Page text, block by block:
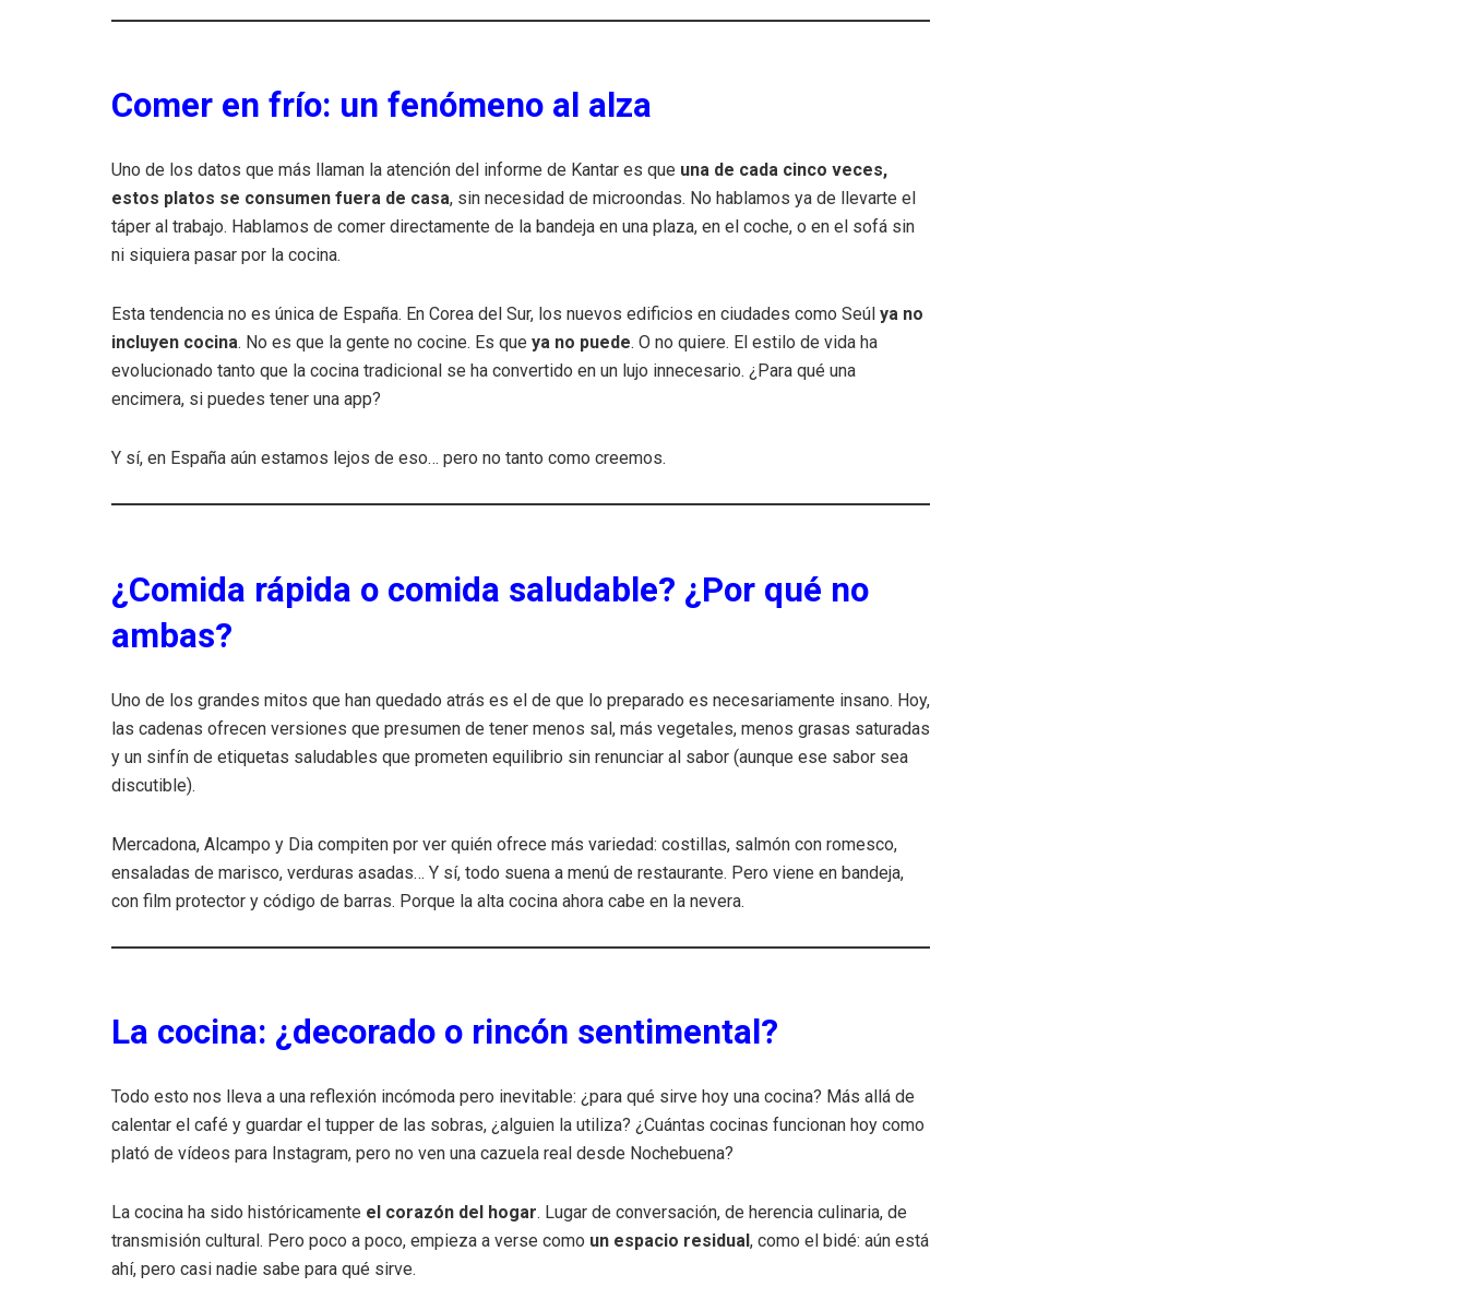
Comer en frío: un fenómeno al alza
Uno de los datos que más llaman la atención del informe de Kantar es que una de cada cinco veces,
estos platos se consumen fuera de casa, sin necesidad de microondas. No hablamos ya de llevarte el
táper al trabajo. Hablamos de comer directamente de la bandeja en una plaza, en el coche, o en el sofá sin
ni siquiera pasar por la cocina.
Esta tendencia no es única de España. En Corea del Sur, los nuevos edificios en ciudades como Seúl ya no
incluyen cocina. No es que la gente no cocine. Es que ya no puede. O no quiere. El estilo de vida ha
evolucionado tanto que la cocina tradicional se ha convertido en un lujo innecesario. ¿Para qué una
encimera, si puedes tener una app?
Y sí, en España aún estamos lejos de eso… pero no tanto como creemos.
¿Comida rápida o comida saludable? ¿Por qué no
ambas?
Uno de los grandes mitos que han quedado atrás es el de que lo preparado es necesariamente insano. Hoy,
las cadenas ofrecen versiones que presumen de tener menos sal, más vegetales, menos grasas saturadas
y un sinfín de etiquetas saludables que prometen equilibrio sin renunciar al sabor (aunque ese sabor sea
discutible).
Mercadona, Alcampo y Dia compiten por ver quién ofrece más variedad: costillas, salmón con romesco,
ensaladas de marisco, verduras asadas… Y sí, todo suena a menú de restaurante. Pero viene en bandeja,
con film protector y código de barras. Porque la alta cocina ahora cabe en la nevera.
La cocina: ¿decorado o rincón sentimental?
Todo esto nos lleva a una reflexión incómoda pero inevitable: ¿para qué sirve hoy una cocina? Más allá de
calentar el café y guardar el tupper de las sobras, ¿alguien la utiliza? ¿Cuántas cocinas funcionan hoy como
plató de vídeos para Instagram, pero no ven una cazuela real desde Nochebuena?
La cocina ha sido históricamente el corazón del hogar. Lugar de conversación, de herencia culinaria, de
transmisión cultural. Pero poco a poco, empieza a verse como un espacio residual, como el bidé: aún está
ahí, pero casi nadie sabe para qué sirve.